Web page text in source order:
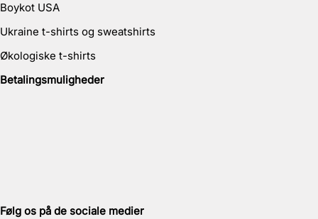
Boykot USA
Ukraine t-shirts og sweatshirts
Økologiske t-shirts
Betalingsmuligheder
Følg os på de sociale medier